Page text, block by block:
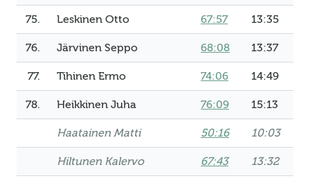
75. Leskinen Otto 67:57 13:35
76. Järvinen Seppo 68:08 13:37
77. Tihinen Ermo 74:06 14:49
78. Heikkinen Juha 76:09 15:13
Haatainen Matti 50:16 10:03
Hiltunen Kalervo 67:43 13:32